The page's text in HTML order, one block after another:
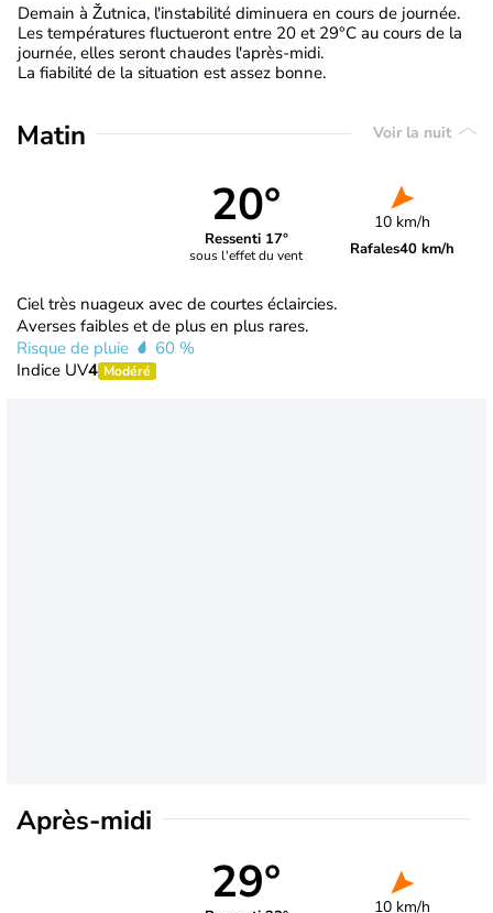
Demain à Žutnica, l'instabilité diminuera en cours de journée.
Les températures fluctueront entre 20 et 29°C au cours de la
journée, elles seront chaudes l'après-midi.
La fiabilité de la situation est assez bonne.
Matin Voir la nuit
20°
Ressenti 17°
sous l'effet du vent
10 km/h
Rafales40 km/h
Ciel très nuageux avec de courtes éclaircies.
Averses faibles et de plus en plus rares.
Risque de pluie
60 %
Indice UV4 Modéré
Après-midi
29° 10 km/h